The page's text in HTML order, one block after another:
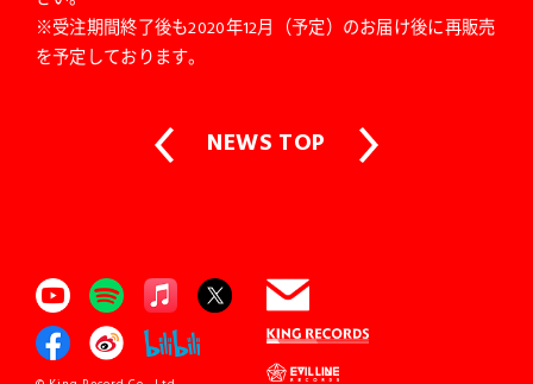
※受注期間終了後も2020年12月（予定）のお届け後に再販売
を予定しております。
NEWS TOP